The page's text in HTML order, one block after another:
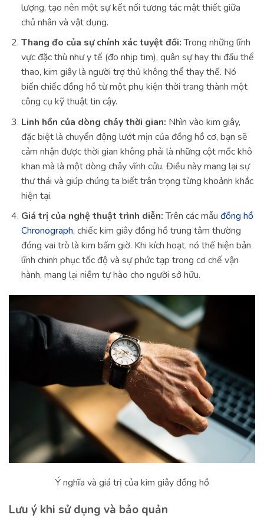
lượng, tạo nên một sự kết nối tương tác mật thiết giữa
chủ nhân và vật dụng.
Thang đo của sự chính xác tuyệt đối:Trong những lĩnh
vực đặc thù như y tế (đo nhịp tim), quân sự hay thi đấu thể
thao, kim giây là người trợ thủ không thể thay thế. Nó
biến chiếc đồng hồ từ một phụ kiện thời trang thành một
công cụ kỹ thuật tin cậy.
Linh hồn của dòng chảy thời gian: Nhìn vào kim giây,
đặc biệt là chuyển động lướt mịn của đồng hồ cơ, bạn sẽ
cảm nhận được thời gian không phải là những cột mốc khô
khan mà là một dòng chảy vĩnh cửu. Điều này mang lại sự
thư thái và giúp chúng ta biết trân trọng từng khoảnh khắc
hiện tại.
Giá trị của nghệ thuật trình diễn:Trên các mẫu đồng hồ
Chronograph, chiếc kim giây đồng hồ trung tâm thường
đóng vai trò là kim bấm giờ. Khi kích hoạt, nó thể hiện bản
lĩnh chinh phục tốc độ và sự phức tạp trong cơ chế vận
hành, mang lại niềm tự hào cho người sở hữu.
Ý nghĩa và giá trị của kim giây đồng hồ
Lưu ý khi sử dụng và bảo quản